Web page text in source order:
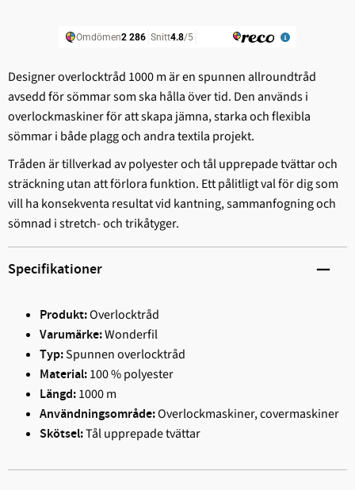
Designer overlocktråd 1000 m är en spunnen allroundtråd
avsedd för sömmar som ska hålla över tid. Den används i
overlockmaskiner för att skapa jämna, starka och flexibla
sömmar i både plagg och andra textila projekt.
Tråden är tillverkad av polyester och tål upprepade tvättar och
sträckning utan att förlora funktion. Ett pålitligt val för dig som
vill ha konsekventa resultat vid kantning, sammanfogning och
sömnad i stretch- och trikåtyger.
Specifikationer
Produkt:Overlocktråd
Varumärke:Wonderfil
Typ:Spunnen overlocktråd
Material:100 % polyester
Längd:1000 m
Användningsområde:Overlockmaskiner, covermaskiner
Skötsel:Tål upprepade tvättar